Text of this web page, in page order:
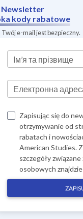
Newsletter
kody rabatowe
e-mail jest bezpieczny.
Ім’я та прізвище
Електронна
Zapisując się do
otrzymywanie od
rabatach i
American Studies.
szczegóły
osobowych